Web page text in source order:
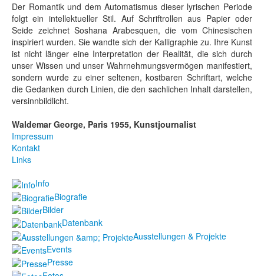
Der Romantik und dem Automatismus dieser lyrischen Periode
folgt ein intellektueller Stil. Auf Schriftrollen aus Papier oder
Seide zeichnet Soshana Arabesquen, die vom Chinesischen
inspiriert wurden. Sie wandte sich der Kalligraphie zu. Ihre Kunst
ist nicht länger eine Interpretation der Realität, die sich durch
unser Wissen und unser Wahrnehmungsvermögen manifestiert,
sondern wurde zu einer seltenen, kostbaren Schriftart, welche
die Gedanken durch Linien, die den sachlichen Inhalt darstellen,
versinnbildlicht.
Waldemar George, Paris 1955, Kunstjournalist
Impressum
Kontakt
Links
Info
Biografie
Bilder
Datenbank
Ausstellungen & Projekte
Events
Presse